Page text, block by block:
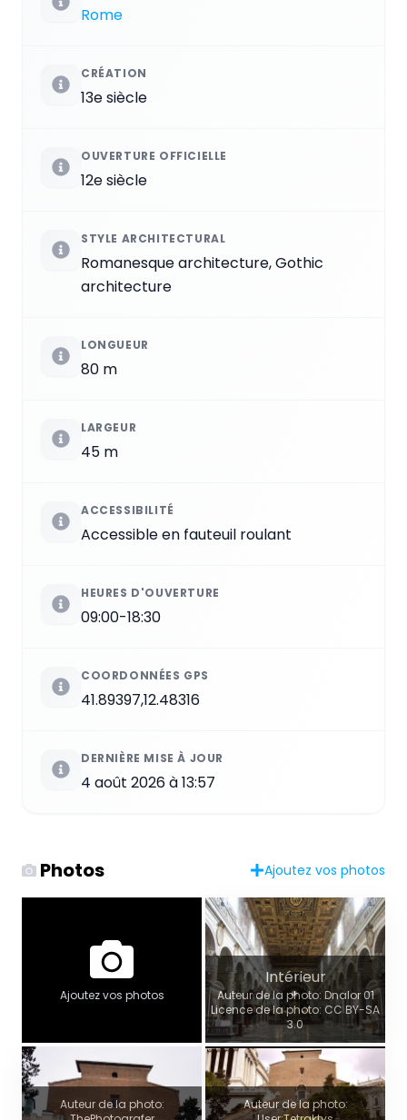
Rome
CRÉATION
13e siècle
OUVERTURE OFFICIELLE
12e siècle
STYLE ARCHITECTURAL
Romanesque architecture, Gothic
architecture
LONGUEUR
80 m
LARGEUR
45 m
ACCESSIBILITÉ
Accessible en fauteuil roulant
HEURES D'OUVERTURE
09:00-18:30
COORDONNÉES GPS
41.89397,12.48316
DERNIÈRE MISE À JOUR
4 août 2026 à 13:57
Photos Ajoutez vos photos
Ajoutez vos photos
Intérieur
Auteur de la photo: Dnalor 01
Licence de la photo: CC BY-SA
3.0
Auteur de la photo:
Auteur de la photo: